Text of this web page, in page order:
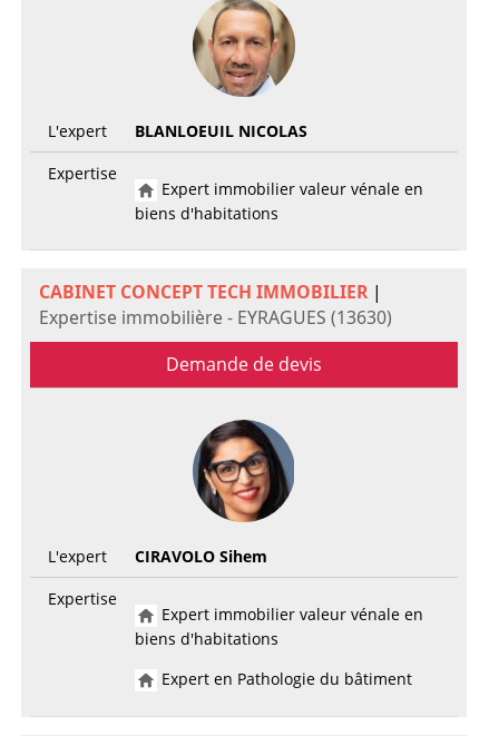
L'expert
BLANLOEUIL NICOLAS
Expertise
Expert immobilier valeur vénale en
biens d'habitations
CABINET CONCEPT TECH IMMOBILIER|
Expertise immobilière - EYRAGUES (13630)
Demande de devis
L'expert
CIRAVOLO Sihem
Expertise
Expert immobilier valeur vénale en
biens d'habitations
Expert en Pathologie du bâtiment